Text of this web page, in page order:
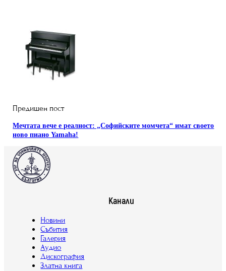
Предишен пост
Мечтата вече е реалност: „Софийските момчета“ имат своето
ново пиано Yamaha!
Канали
Новини
Събития
Галерия
Аудио
Дискография
Златна книга